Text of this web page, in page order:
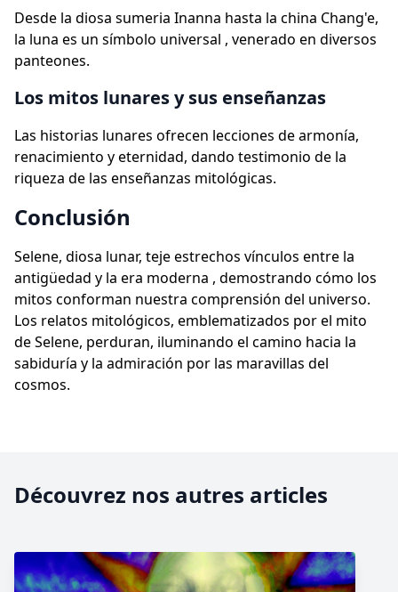
Desde la diosa sumeria Inanna hasta la china Chang'e,
la luna es un símbolo universal , venerado en diversos
panteones.
Los mitos lunares y sus enseñanzas
Las historias lunares ofrecen lecciones de armonía,
renacimiento y eternidad, dando testimonio de la
riqueza de las enseñanzas mitológicas.
Conclusión
Selene, diosa lunar, teje estrechos vínculos entre la
antigüedad y la era moderna , demostrando cómo los
mitos conforman nuestra comprensión del universo.
Los relatos mitológicos, emblematizados por el mito
de Selene, perduran, iluminando el camino hacia la
sabiduría y la admiración por las maravillas del
cosmos.
Découvrez nos autres articles